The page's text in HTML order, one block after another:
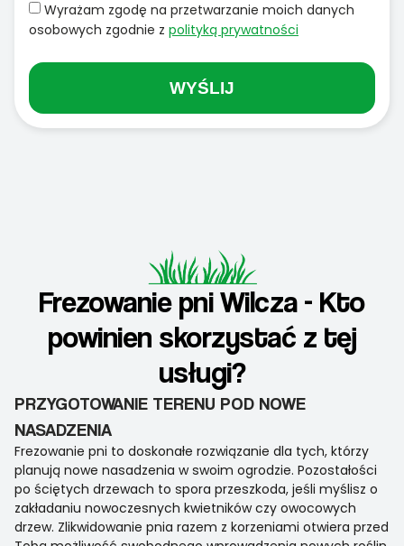
Wyrażam zgodę na przetwarzanie moich danych
osobowych zgodnie z polityką prywatności
WYŚLIJ
Frezowanie pni Wilcza - Kto
powinien skorzystać z tej
usługi?
PRZYGOTOWANIE TERENU POD NOWE
NASADZENIA
Frezowanie pni to doskonałe rozwiązanie dla tych, którzy
planują nowe nasadzenia w swoim ogrodzie. Pozostałości
po ściętych drzewach to spora przeszkoda, jeśli myślisz o
zakładaniu nowoczesnych kwietników czy owocowych
drzew. Zlikwidowanie pnia razem z korzeniami otwiera przed